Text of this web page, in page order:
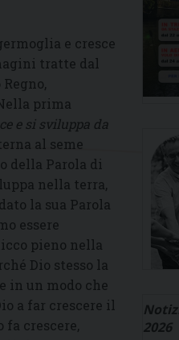
e cresce
tratte dal
prima
e si sviluppa da
al seme
della Parola di
nella terra,
la sua Parola
essere
pieno nella
Dio stesso la
in un modo che
a far crescere il
fa crescere,
2026